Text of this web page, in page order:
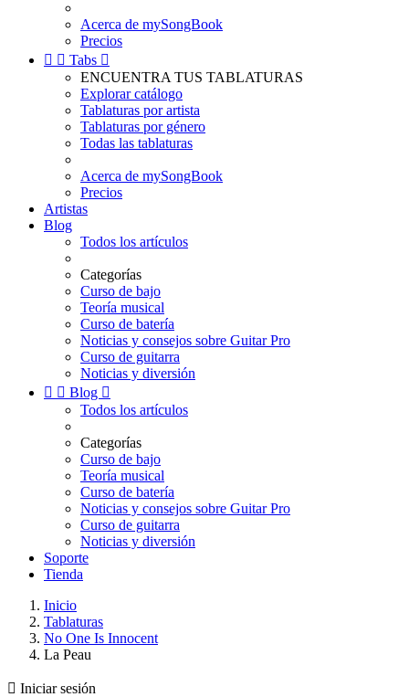
Acerca de mySongBook
Precios
  Tabs 
ENCUENTRA TUS TABLATURAS
Explorar catálogo
Tablaturas por artista
Tablaturas por género
Todas las tablaturas
Acerca de mySongBook
Precios
Artistas
Blog
Todos los artículos
Categorías
Curso de bajo
Teoría musical
Curso de batería
Noticias y consejos sobre Guitar Pro
Curso de guitarra
Noticias y diversión
  Blog 
Todos los artículos
Categorías
Curso de bajo
Teoría musical
Curso de batería
Noticias y consejos sobre Guitar Pro
Curso de guitarra
Noticias y diversión
Soporte
Tienda
Inicio
Tablaturas
No One Is Innocent
La Peau
 Iniciar sesión